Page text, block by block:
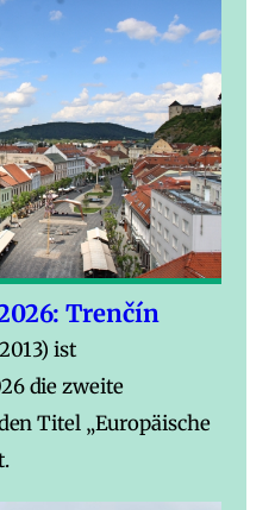
Trenčín
ist
die zweite
Titel „Europäische